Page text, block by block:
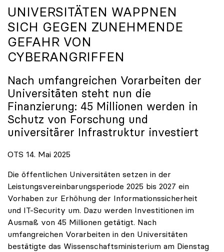
UNIVERSITÄTEN WAPPNEN
SICH GEGEN ZUNEHMENDE
GEFAHR VON
CYBERANGRIFFEN
Nach umfangreichen Vorarbeiten der
Universitäten steht nun die
Finanzierung: 45 Millionen werden in
Schutz von Forschung und
universitärer Infrastruktur investiert
OTS 14. Mai 2025
Die öffentlichen Universitäten setzen in der
Leistungsvereinbarungsperiode 2025 bis 2027 ein
Vorhaben zur Erhöhung der Informationssicherheit
und IT-Security um. Dazu werden Investitionen im
Ausmaß von 45 Millionen getätigt. Nach
umfangreichen Vorarbeiten in den Universitäten
bestätigte das Wissenschaftsministerium am Dienstag